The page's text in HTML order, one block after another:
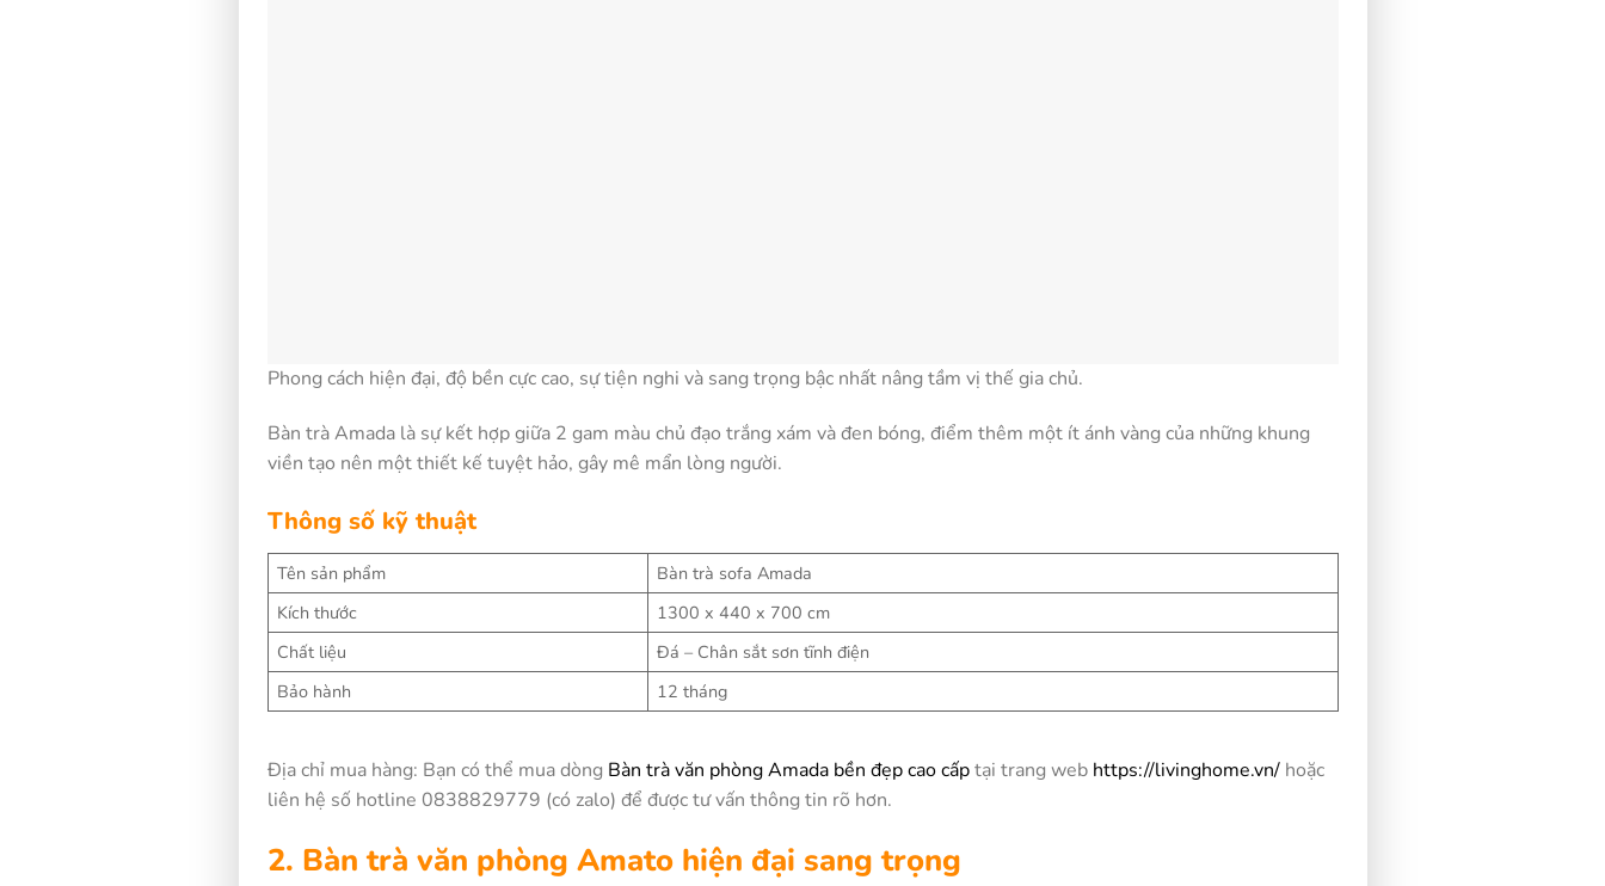
Phong cách hiện đại, độ bền cực cao, sự tiện nghi và sang trọng bậc nhất nâng tầm vị thế gia chủ.
Bàn trà Amada là sự kết hợp giữa 2 gam màu chủ đạo trắng xám và đen bóng, điểm thêm một ít ánh vàng của những khung
viền tạo nên một thiết kế tuyệt hảo, gây mê mẩn lòng người.
Thông số kỹ thuật
Tên sản phẩm
Bàn trà sofa Amada
Kích thước
1300 x 440 x 700 cm
Chất liệu
Đá – Chân sắt sơn tĩnh điện
Bảo hành
12 tháng
Địa chỉ mua hàng: Bạn có thể mua dòngBàn trà văn phòng Amada bền đẹp cao cấptại trang webhttps://livinghome.vn/hoặc
liên hệ số hotline 0838829779 (có zalo) để được tư vấn thông tin rõ hơn.
2. Bàn trà văn phòng Amato hiện đại sang trọng